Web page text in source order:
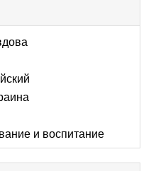
и воспитание